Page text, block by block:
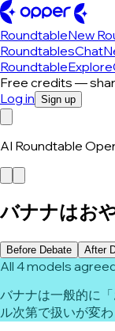
RoundtableNew
RoundtablesChat
RoundtableExplore
Free credits —
Log in Sign up
AI Roundtable
バナナはお
Before Debate After
All 4 models
バナナは一般的に
ル次第で扱いが変わ